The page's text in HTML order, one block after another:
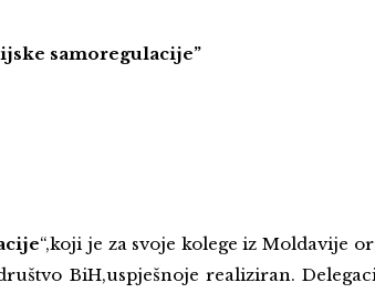
samoregulacije”
“,koji je za svoje kolege iz Moldavije
BiH,uspješnoje realiziran.